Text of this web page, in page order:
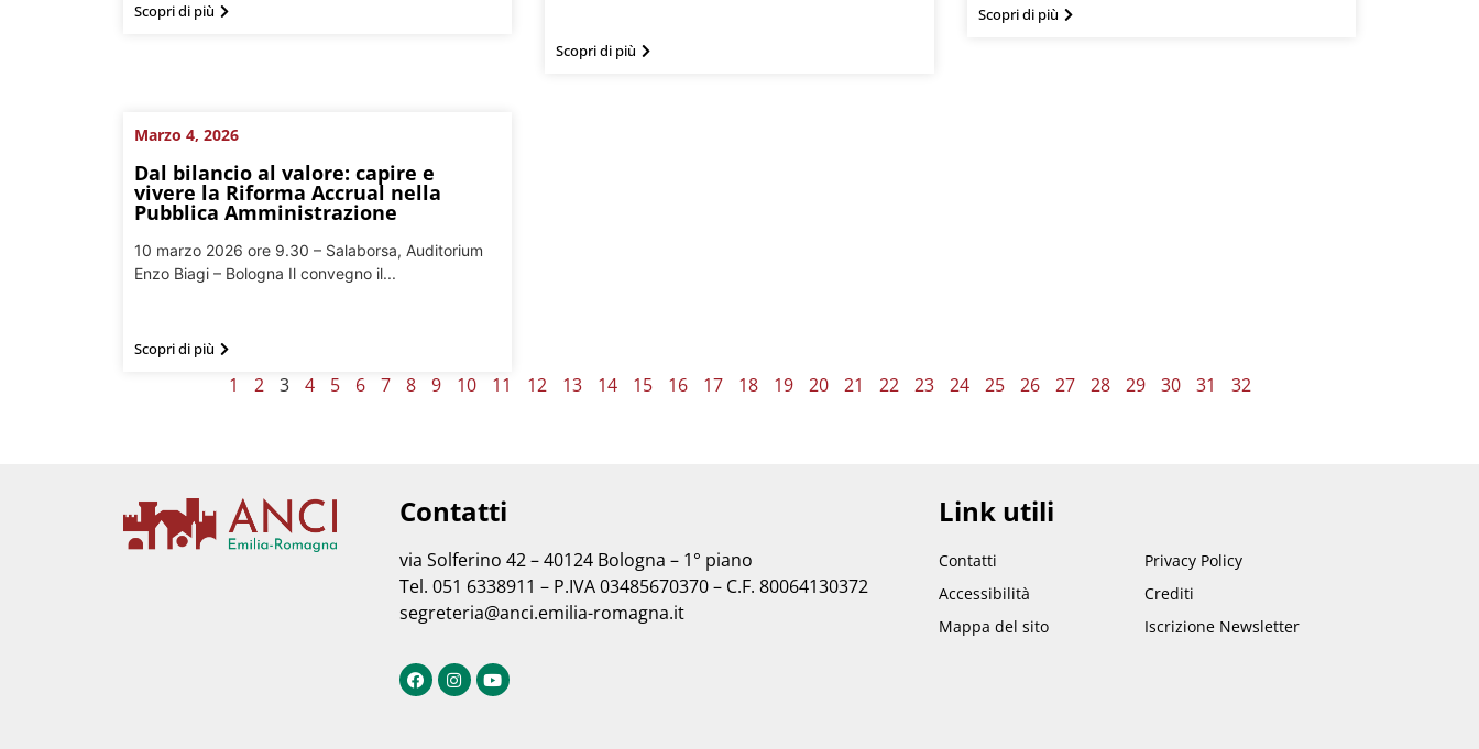
Scopri di più
Scopri di più
Scopri di più
Marzo 4, 2026
Dal bilancio al valore: capire e
vivere la Riforma Accrual nella
Pubblica Amministrazione
10 marzo 2026 ore 9.30 – Salaborsa, Auditorium
Enzo Biagi – Bologna Il convegno il...
Scopri di più
1 2 3 4 5 6 7 8 9 10 11 12 13 14 15 16 17 18 19 20 21 22 23 24 25 26 27 28 29 30 31 32
Contatti
via Solferino 42 – 40124 Bologna – 1° piano
Tel. 051 6338911 – P.IVA 03485670370 – C.F. 80064130372
segreteria@anci.emilia-romagna.it
Link utili
Contatti
Accessibilità
Mappa del sito
Privacy Policy
Crediti
Iscrizione Newsletter